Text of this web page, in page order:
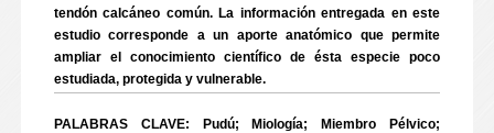
tendón calcáneo común. La información entregada en este
estudio corresponde a un aporte anatómico que permite
ampliar el conocimiento científico de ésta especie poco
estudiada, protegida y vulnerable.
PALABRAS CLAVE: Pudú; Miología; Miembro Pélvico;